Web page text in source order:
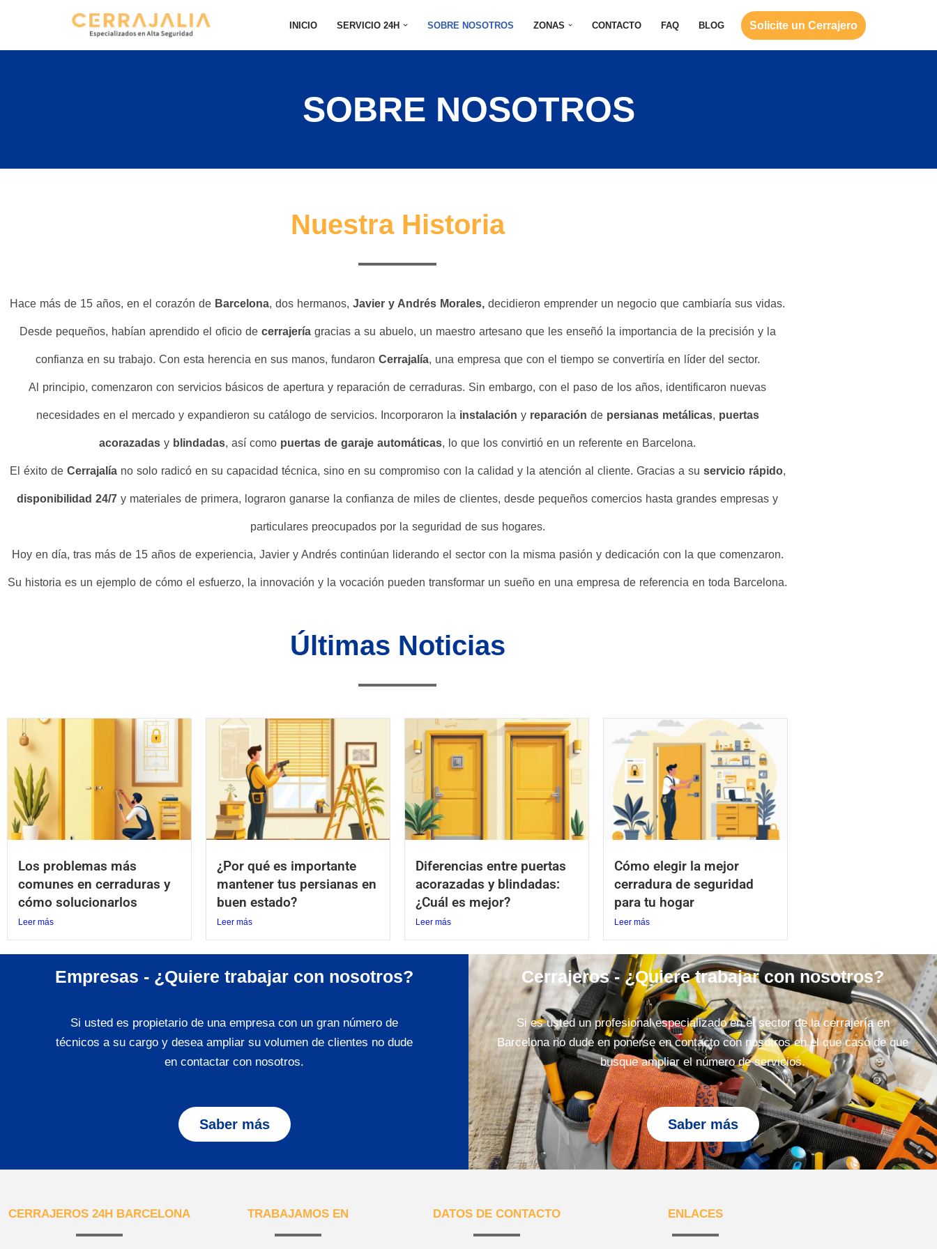
INICIO SERVICIO 24H SOBRE NOSOTROS ZONAS CONTACTO FAQ BLOG Solicite un Cerrajero
SOBRE NOSOTROS
Nuestra Historia
Hace más de 15 años, en el corazón de Barcelona, dos hermanos, Javier y Andrés Morales, decidieron emprender un negocio que cambiaría sus vidas.
Desde pequeños, habían aprendido el oficio de cerrajeríagracias a su abuelo, un maestro artesano que les enseñó la importancia de la precisión y la
confianza en su trabajo. Con esta herencia en sus manos, fundaron Cerrajalía, una empresa que con el tiempo se convertiría en líder del sector.
Al principio, comenzaron con servicios básicos de apertura y reparación de cerraduras. Sin embargo, con el paso de los años, identificaron nuevas
necesidades en el mercado y expandieron su catálogo de servicios. Incorporaron la instalación y reparación de persianas metálicas, puertas
acorazadas y blindadas, así como puertas de garaje automáticas, lo que los convirtió en un referente en Barcelona.
El éxito de Cerrajalíano solo radicó en su capacidad técnica, sino en su compromiso con la calidad y la atención al cliente. Gracias a su servicio rápido,
disponibilidad 24/7 y materiales de primera, lograron ganarse la confianza de miles de clientes, desde pequeños comercios hasta grandes empresas y
particulares preocupados por la seguridad de sus hogares.
Hoy en día, tras más de 15 años de experiencia, Javier y Andrés continúan liderando el sector con la misma pasión y dedicación con la que comenzaron.
Su historia es un ejemplo de cómo el esfuerzo, la innovación y la vocación pueden transformar un sueño en una empresa de referencia en toda Barcelona.
Últimas Noticias
Los problemas más
comunes en cerraduras y
cómo solucionarlos
Leer más
¿Por qué es importante
mantener tus persianas en
buen estado?
Leer más
Diferencias entre puertas
acorazadas y blindadas:
¿Cuál es mejor?
Leer más
Cómo elegir la mejor
cerradura de seguridad
para tu hogar
Leer más
Empresas - ¿Quiere trabajar con nosotros?
Si usted es propietario de una empresa con un gran número de
técnicos a su cargo y desea ampliar su volumen de clientes no dude
en contactar con nosotros.
Saber más
Cerrajeros - ¿Quiere trabajar con nosotros?
Si es usted un profesional especializado en el sector de la cerrajería en
Barcelona no dude en ponerse en contacto con nosotros en el que caso de que
busque ampliar el número de servicios.
Saber más
CERRAJEROS 24H BARCELONA TRABAJAMOS EN DATOS DE CONTACTO ENLACES